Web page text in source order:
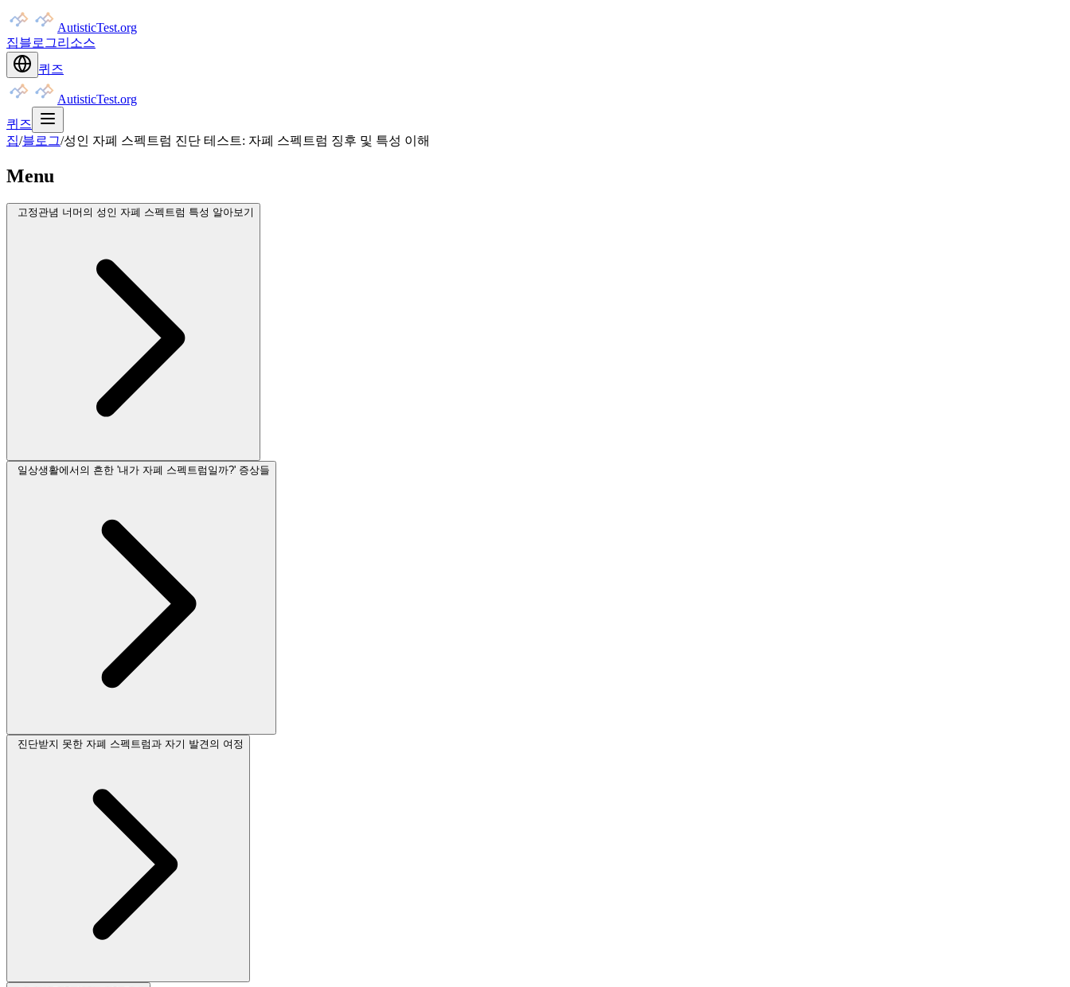
AutisticTest.org
집블로그리소스
퀴즈
AutisticTest.org
퀴즈
집/블로그/성인 자폐 스펙트럼 진단 테스트: 자폐 스펙트럼 징후 및 특성 이해
Menu
고정관념 너머의 성인 자폐 스펙트럼 특성 알아보기
일상생활에서의 흔한 '내가 자폐 스펙트럼일까?' 증상들
진단받지 못한 자폐 스펙트럼과 자기 발견의 여정